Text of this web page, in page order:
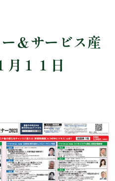
ー＆サービス産
１１日